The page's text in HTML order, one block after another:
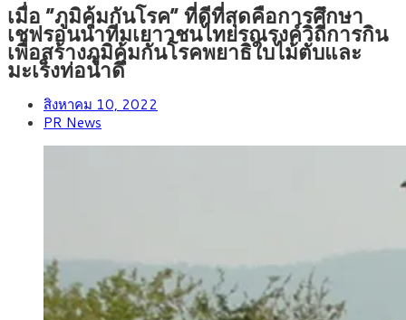
เมื่อ “ภูมิคุ้มกันโรค” ที่ดีที่สุดคือการศึกษา
เชฟรอนนำทีมเยาวชนไทยรณรงค์วิถีการกิน
เพื่อสร้างภูมิคุ้มกันโรคพยาธิใบไม้ตับและ
มะเร็งท่อน้ำดี
สิงหาคม 10, 2022
PR News